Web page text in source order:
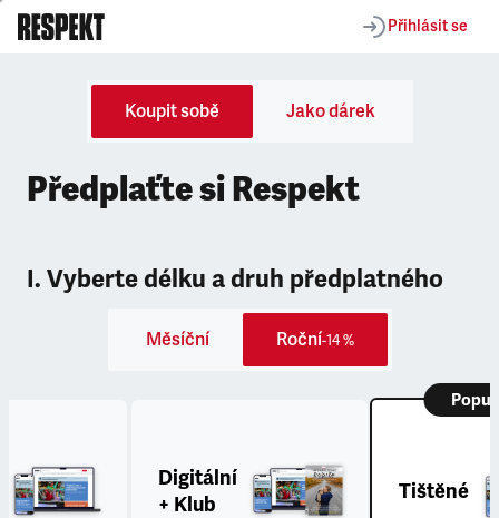
Přihlásit se
Koupit sobě Jako dárek
Předplaťte si Respekt
I. Vyberte délku a druh předplatného
Měsíční Roční-14 %
Digitální
+ Klub
Tištěné